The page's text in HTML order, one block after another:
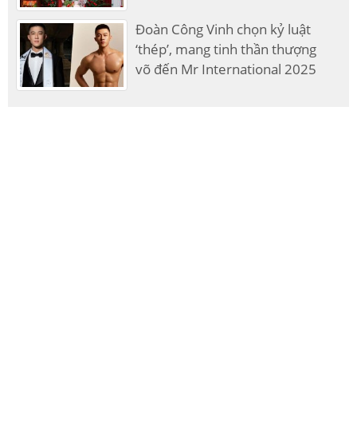
Đoàn Công Vinh chọn kỷ luật
‘thép’, mang tinh thần thượng
võ đến Mr International 2025